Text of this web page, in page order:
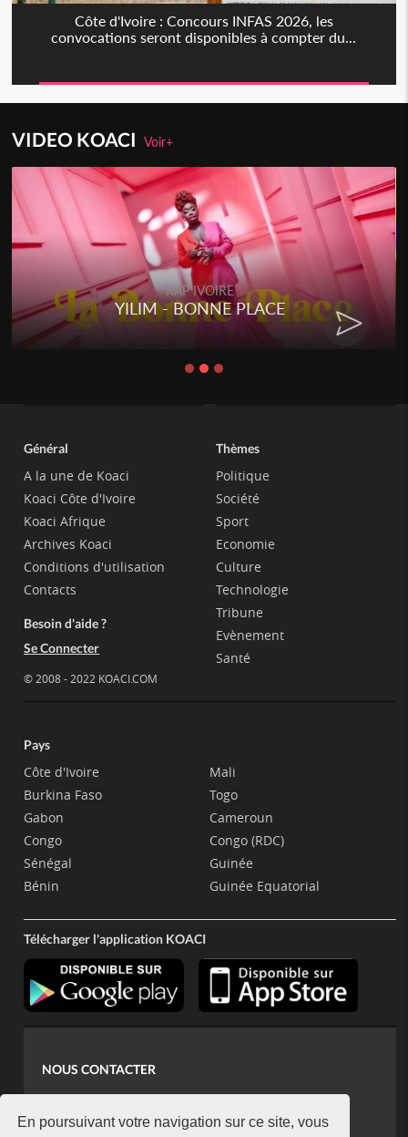
En poursuivant votre navigation sur ce site, vous
Côte d'Ivoire : Concours INFAS 2026, les
convocations seront disponibles à compter du...
VIDEO KOACIVoir+
RAP IVOIRE
YILIM - BONNE PLACE
Général
A la une de Koaci
Koaci Côte d'Ivoire
Koaci Afrique
Archives Koaci
Conditions d'utilisation
Contacts
Besoin d'aide ?
Se Connecter
© 2008 - 2022 KOACI.COM
Thèmes
Politique
Société
Sport
Economie
Culture
Technologie
Tribune
Evènement
Santé
Pays
Côte d'Ivoire
Burkina Faso
Gabon
Congo
Sénégal
Bénin
Mali
Togo
Cameroun
Congo (RDC)
Guinée
Guinée Equatorial
Télécharger l'application KOACI
NOUS CONTACTER
koaci@yahoo.fr